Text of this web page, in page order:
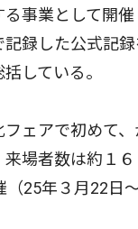
事業として開
録した公式記
している。
ェアで初めて
場者数は約１
25年３月22日